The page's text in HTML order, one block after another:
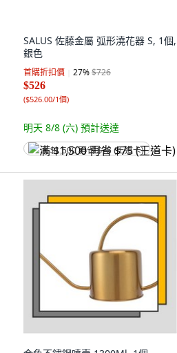
SALUS 佐藤金屬 弧形澆花器 S, 1個,
銀色
首購折扣價 27%$726
$526
($526.00/1個)
明天 8/8 (六) 預計送達
满 $1,500 再省 $75 (王道卡)